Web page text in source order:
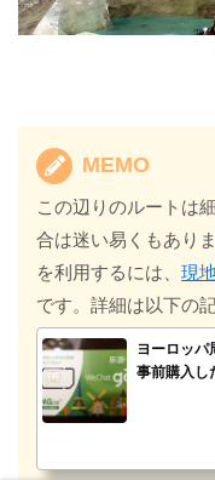
MEMO
この辺りのルートは
合は迷い易くもあり
を利用するには、現
です。詳細は以下の
ヨーロッパ
事前購入し